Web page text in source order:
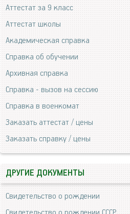
Аттестат за 9 класс
Аттестат школы
Академическая справка
Справка об обучении
Архивная справка
Справка - вызов на сессию
Справка в военкомат
Заказать аттестат / цены
Заказать справку / цены
ДРУГИЕ ДОКУМЕНТЫ
Свидетельство о рождении